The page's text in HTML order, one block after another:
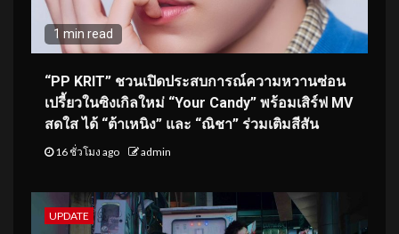
1 min read
“PP KRIT” ชวนเปิดประสบการณ์ความหวานซ่อน
เปรี้ยวในซิงเกิลใหม่ “Your Candy” พร้อมเสิร์ฟ MV
สดใส ได้ “ต้าเหนิง” และ “ณิชา” ร่วมเติมสีสัน
16 ชั่วโมง ago admin
UPDATE